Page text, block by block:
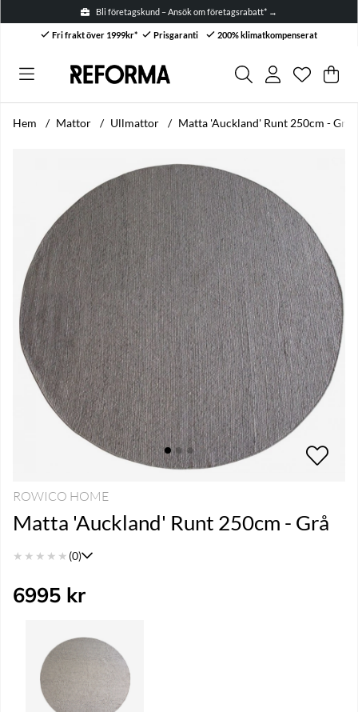
Bli företagskund – Ansök om företagsrabatt* →
Fri frakt över 1999kr* Prisgaranti 200% klimatkompenserat
Antal i
. .
Hem Mattor Ullmattor Matta 'Auckland' Runt 250cm - Grå
ROWICO HOME
Matta 'Auckland' Runt 250cm - Grå
★ ★ ★ ★ ★ (0)
6995 kr